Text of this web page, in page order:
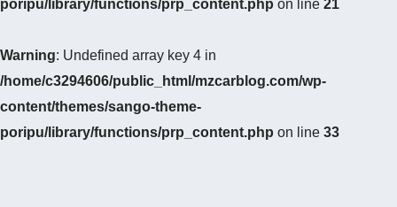
poripu/library/functions/prp_content.php on line 21
Warning: Undefined array key 4 in
/home/c3294606/public_html/mzcarblog.com/wp-
content/themes/sango-theme-
poripu/library/functions/prp_content.php on line 33